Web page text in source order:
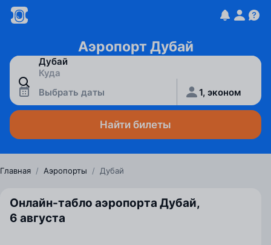
Аэропорт Дубай
Выбрать даты 1, эконом
Найти билеты
Главная / Аэропорты / Дубай
Онлайн-табло аэропорта Дубай,
6 августа